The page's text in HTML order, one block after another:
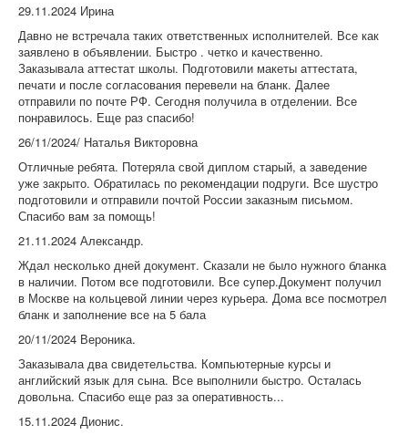
29.11.2024 Ирина
Давно не встречала таких ответственных исполнителей. Все как
заявлено в объявлении. Быстро . четко и качественно.
Заказывала аттестат школы. Подготовили макеты аттестата,
печати и после согласования перевели на бланк. Далее
отправили по почте РФ. Сегодня получила в отделении. Все
понравилось. Еще раз спасибо!
26/11/2024/ Наталья Викторовна
Отличные ребята. Потеряла свой диплом старый, а заведение
уже закрыто. Обратилась по рекомендации подруги. Все шустро
подготовили и отправили почтой России заказным письмом.
Спасибо вам за помощь!
21.11.2024 Александр.
Ждал несколько дней документ. Сказали не было нужного бланка
в наличии. Потом все подготовили. Все супер.Документ получил
в Москве на кольцевой линии через курьера. Дома все посмотрел
бланк и заполнение все на 5 бала
20/11/2024 Вероника.
Заказывала два свидетельства. Компьютерные курсы и
английский язык для сына. Все выполнили быстро. Осталась
довольна. Спасибо еще раз за оперативность...
15.11.2024 Дионис.